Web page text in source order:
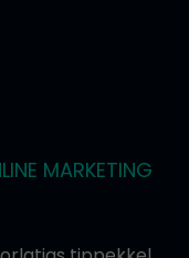
MARKETING